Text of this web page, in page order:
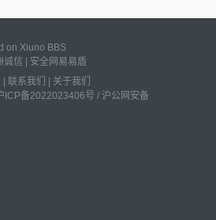
on Xiuno BBS
诚信
安全网易易盾
联系我们
关于我们
ICP备2022023406号 / 沪公网安备